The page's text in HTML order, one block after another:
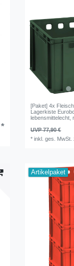
[Paket] 4x
Lagerkiste
lebensmittelecht,
UVP 77,90 €
*inkl. ges. MwSt.
Artikelpaket